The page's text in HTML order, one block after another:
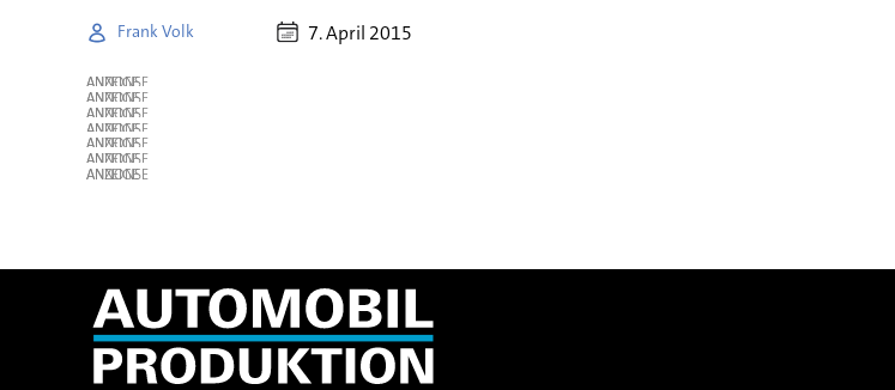
Frank Volk 7. April 2015
ANZEIGE
ANZEIGE
ANZEIGE
ANZEIGE
ANZEIGE
ANZEIGE
ANZEIGE